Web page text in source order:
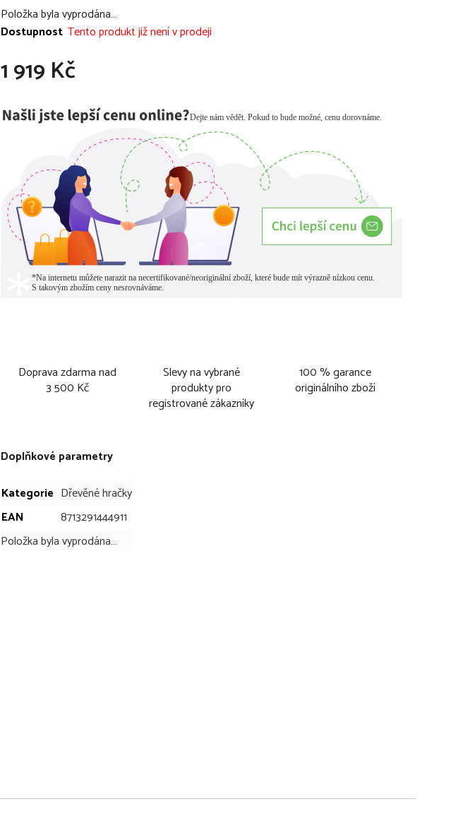
je
0,0
5
Položka byla vyprodána…
Dostupnost Tento produkt již není v prodeji
1 919 Kč
Doprava zdarma nad
3 500 Kč
Slevy na vybrané
produkty pro
registrované zákazníky
100 % garance
originálního zboží
Doplňkové parametry
Kategorie Dřevěné hračky
EAN
8713291444911
Položka byla vyprodána…